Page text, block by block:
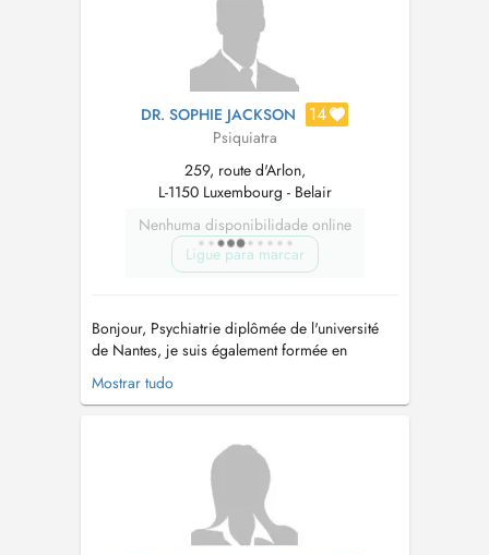
DR. SOPHIE JACKSON 14
Psiquiatra
259, route d'Arlon,
L-1150 Luxembourg - Belair
Nenhuma disponibilidade online
Ligue para marcar
Bonjour, Psychiatrie diplômée de l'université
de Nantes, je suis également formée en
hypnose-thérapies brèves depuis 2017 et en
ICV (intégration du cycle de vie) depuis 2024
actuellement, si vous voulez être s...
Mostrar tudo